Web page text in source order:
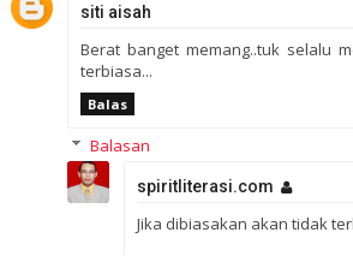
siti aisah
Berat banget memang..tuk selalu
terbiasa...
Balas
Balasan
spiritliterasi.com
Jika dibiasakan akan tidak